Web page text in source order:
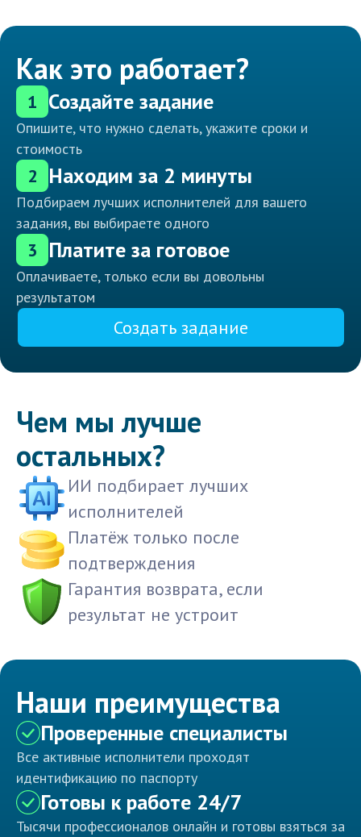
Как это работает?
1 Создайте задание
Опишите, что нужно сделать, укажите сроки и
стоимость
2 Находим за 2 минуты
Подбираем лучших исполнителей для вашего
задания, вы выбираете одного
3 Платите за готовое
Оплачиваете, только если вы довольны
результатом
Создать задание
Чем мы лучше
остальных?
ИИ подбирает лучших
исполнителей
Платёж только после
подтверждения
Гарантия возврата, если
результат не устроит
Наши преимущества
Проверенные специалисты
Все активные исполнители проходят
идентификацию по паспорту
Готовы к работе 24/7
Тысячи профессионалов онлайн и готовы взяться за